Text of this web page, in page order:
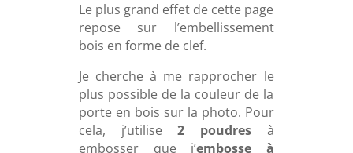
Le plus grand effet de cette page
repose sur l’embellissement
bois en forme de clef.
Je cherche à me rapprocher le
plus possible de la couleur de la
porte en bois sur la photo. Pour
cela, j’utilise2 poudres à
embosser que j’embosse à